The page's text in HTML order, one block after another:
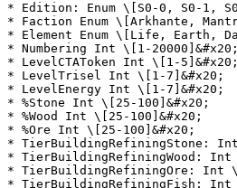
* Edition: Enum \[S0-0, S0-1,
* Faction Enum \[Arkhante,
* Element Enum \[Life, Earth,
* Numbering Int \[1-20000]&#x20;
* LevelCTAToken Int \[1-5]&#x20;
* LevelTrisel Int \[1-7]&#x20;
* LevelEnergy Int \[1-7]&#x20;
* %Stone Int \[25-100]&#x20;
* %Wood Int \[25-100]&#x20;
* %Ore Int \[25-100]&#x20;
* TierBuildingRefiningStone:
* TierBuildingRefiningWood: Int
* TierBuildingRefiningOre: Int
* TierBuildingRefiningFish: Int